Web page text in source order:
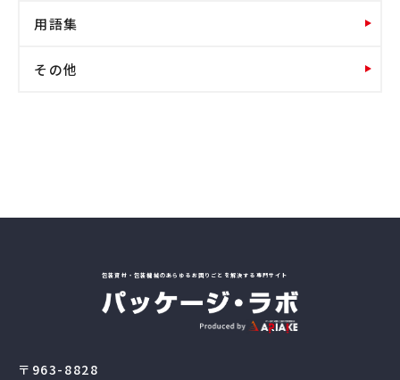
用語集
その他
包装資材・包装機械のあらゆるお困りごとを解決する専門サイト
〒963-8828